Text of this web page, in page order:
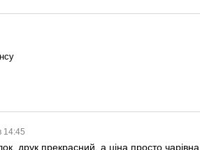
14:45
друк прекрасний, а ціна просто чарівна